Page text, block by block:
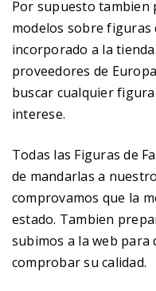
Por supuesto tambien
modelos sobre figuras
incorporado a la
proveedores de
buscar cualquier
interese.
Todas las Figuras de
de mandarlas a
comprovamos que la
estado. Tambien
subimos a la web para
comprobar su calidad.